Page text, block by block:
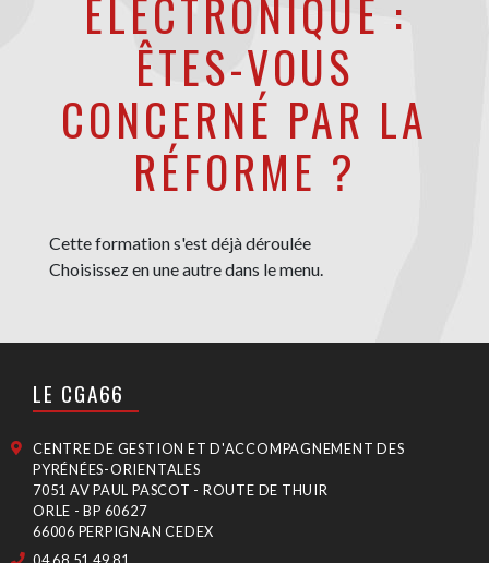
ÉLECTRONIQUE :
ÊTES-VOUS
CONCERNÉ PAR LA
RÉFORME ?
Cette formation s'est déjà déroulée
Choisissez en une autre dans le menu.
LE CGA66
CENTRE DE GESTION ET D'ACCOMPAGNEMENT DES
PYRÉNÉES-ORIENTALES
7051 AV PAUL PASCOT - ROUTE DE THUIR
ORLE - BP 60627
66006 PERPIGNAN CEDEX